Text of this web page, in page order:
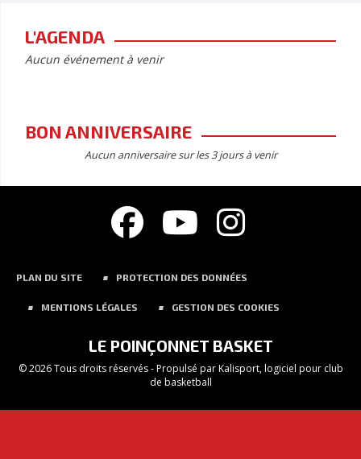
L'AGENDA
Aucun événement à venir
BON ANNIVERSAIRE
Aucun anniversaire sur les 3 jours à venir
PLAN DU SITE PROTECTION DES DONNÉES
MENTIONS LÉGALES GESTION DES COOKIES
LE POINÇONNET BASKET
© 2026 Tous droits réservés - Propulsé parKalisport, logiciel pour club
de basketball